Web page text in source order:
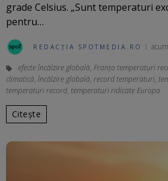
grade Celsius. „Sunt temperaturi
pentru…
REDACȚIA SPOTMEDIA.RO
efecte încălzire globală, Franţa temperaturi
climatică, încălzire globală, record temperaturi,
temperaturi record, temperaturi ridicate Europa
Citește